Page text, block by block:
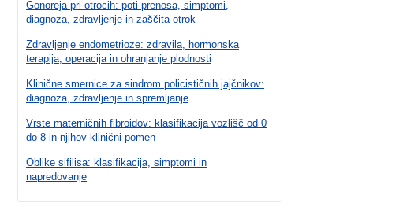
Gonoreja pri otrocih: poti prenosa, simptomi,
diagnoza, zdravljenje in zaščita otrok
Zdravljenje endometrioze: zdravila, hormonska
terapija, operacija in ohranjanje plodnosti
Klinične smernice za sindrom policističnih jajčnikov:
diagnoza, zdravljenje in spremljanje
Vrste materničnih fibroidov: klasifikacija vozlišč od 0
do 8 in njihov klinični pomen
Oblike sifilisa: klasifikacija, simptomi in
napredovanje